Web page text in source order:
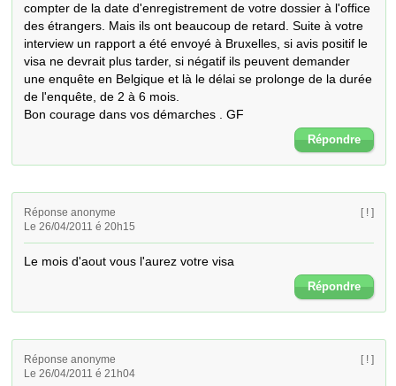
compter de la date d'enregistrement de votre dossier à l'office
des étrangers. Mais ils ont beaucoup de retard. Suite à votre
interview un rapport a été envoyé à Bruxelles, si avis positif le
visa ne devrait plus tarder, si négatif ils peuvent demander
une enquête en Belgique et là le délai se prolonge de la durée
de l'enquête, de 2 à 6 mois.
Bon courage dans vos démarches . GF
Répondre
Réponse anonyme
Le 26/04/2011 é 20h15
[ ! ]
Le mois d'aout vous l'aurez votre visa
Répondre
Réponse anonyme
Le 26/04/2011 é 21h04
[ ! ]